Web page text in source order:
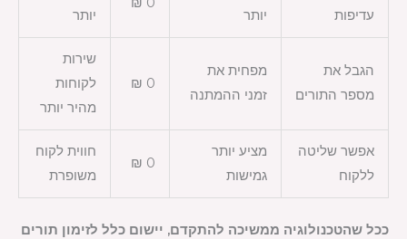
עדיפות
יותר
יותר
הגבל את
מספר התורים
מפחית את
זמני ההמתנה
0 ₪
שירות
לקוחות
מהיר יותר
אפשר שליטה
ללקוח
מציע יותר
גמישות
0 ₪
חווית לקוח
משופרת
ככל שהטכנולוגיה ממשיכה להתקדם, יישום כלל לזימון תורים